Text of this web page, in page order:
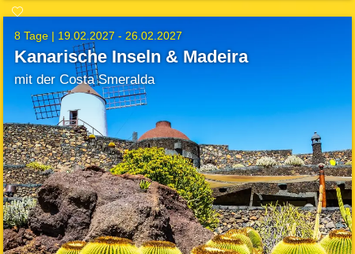
8 Tage | 19.02.2027 - 26.02.2027
Kanarische Inseln & Madeira
mit der Costa Smeralda